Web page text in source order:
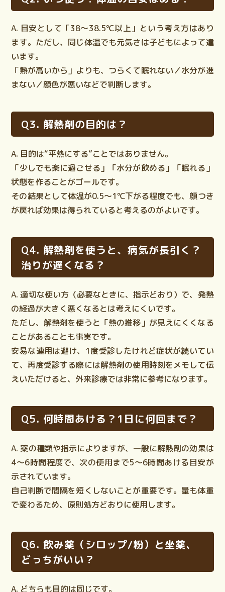
A. 目安として「38〜38.5℃以上」という考え方はあり
ます。ただし、同じ体温でも元気さは子どもによって違
います。
「熱が高いから」よりも、 つらくて眠れない／水分が進
まない／顔色が悪いなどで判断します。
Q3. 解熱剤の目的は？
A. 目的は“平熱にする”ことではありません。
「少しでも楽に過ごせる」「水分が飲める」「眠れる」
状態を作ることがゴールです。
その結果として体温が0.5〜1℃下がる程度でも、顔つき
が戻れば効果は得られていると考えるのがよいです。
Q4. 解熱剤を使うと、病気が長引く？
治りが遅くなる？
A. 適切な使い方（必要なときに、指示どおり）で、発熱
の経過が大きく悪くなるとは考えにくいです。
ただし、解熱剤を使うと「熱の推移」が見えにくくなる
ことがあることも事実です。
安易な連用は避け、1度受診したけれど症状が続いてい
て、再度受診する際には解熱剤の使用時刻をメモして伝
えいただけると、外来診療では非常に参考になります。
Q5. 何時間あける？1日に何回まで？
A. 薬の種類や指示によりますが、一般に解熱剤の効果は
4〜6時間程度で、次の使用まで5〜6時間あける目安が
示されています。
自己判断で間隔を短くしないことが重要です。量も体重
で変わるため、原則処方どおりに使用します。
Q6. 飲み薬（シロップ/粉）と坐薬、
どっちがいい？
A. どちらも目的は同じです。